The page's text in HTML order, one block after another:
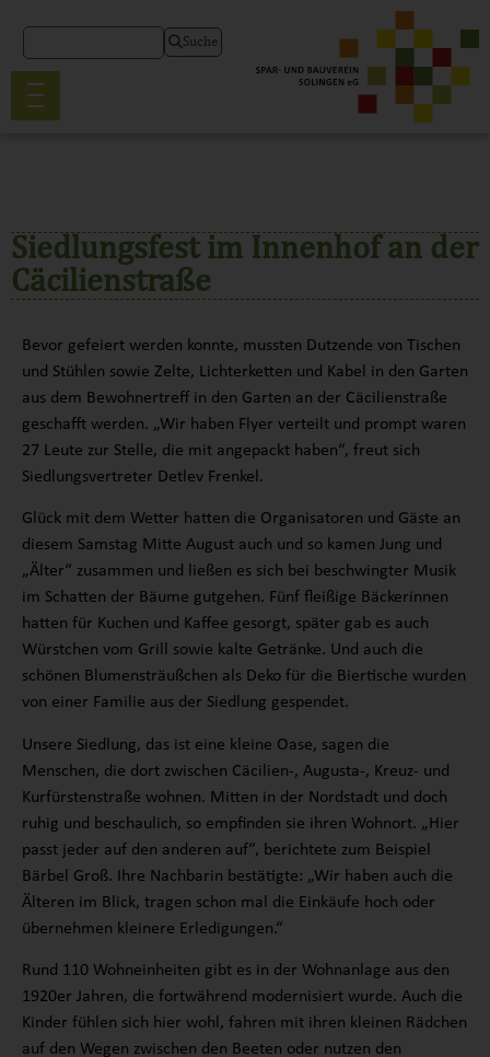
Suche
Siedlungsfest im Innenhof an der
Cäcilienstraße
Bevor gefeiert werden konnte, mussten Dutzende von Tischen
und Stühlen sowie Zelte, Lichterketten und Kabel in den Garten
aus dem Bewohnertreff in den Garten an der Cäcilienstraße
geschafft werden. „Wir haben Flyer verteilt und prompt waren
27 Leute zur Stelle, die mit angepackt haben“, freut sich
Siedlungsvertreter Detlev Frenkel.
Glück mit dem Wetter hatten die Organisatoren und Gäste an
diesem Samstag Mitte August auch und so kamen Jung und
„Älter“ zusammen und ließen es sich bei beschwingter Musik
im Schatten der Bäume gutgehen. Fünf fleißige Bäckerinnen
hatten für Kuchen und Kaffee gesorgt, später gab es auch
Würstchen vom Grill sowie kalte Getränke. Und auch die
schönen Blumensträußchen als Deko für die Biertische wurden
von einer Familie aus der Siedlung gespendet.
Unsere Siedlung, das ist eine kleine Oase, sagen die
Menschen, die dort zwischen Cäcilien-, Augusta-, Kreuz- und
Kurfürstenstraße wohnen. Mitten in der Nordstadt und doch
ruhig und beschaulich, so empfinden sie ihren Wohnort. „Hier
passt jeder auf den anderen auf“, berichtete zum Beispiel
Bärbel Groß. Ihre Nachbarin bestätigte: „Wir haben auch die
Älteren im Blick, tragen schon mal die Einkäufe hoch oder
übernehmen kleinere Erledigungen.“
Rund 110 Wohneinheiten gibt es in der Wohnanlage aus den
1920er Jahren, die fortwährend modernisiert wurde. Auch die
Kinder fühlen sich hier wohl, fahren mit ihren kleinen Rädchen
auf den Wegen zwischen den Beeten oder nutzen den